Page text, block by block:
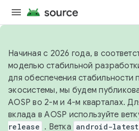
Начиная с 2026 года, в
моделью стабильной
для обеспечения стабильности
экосистемы, мы будем
AOSP во 2-м и 4-м кварталах.
вклада в AOSP используйте
release . Ветка android-